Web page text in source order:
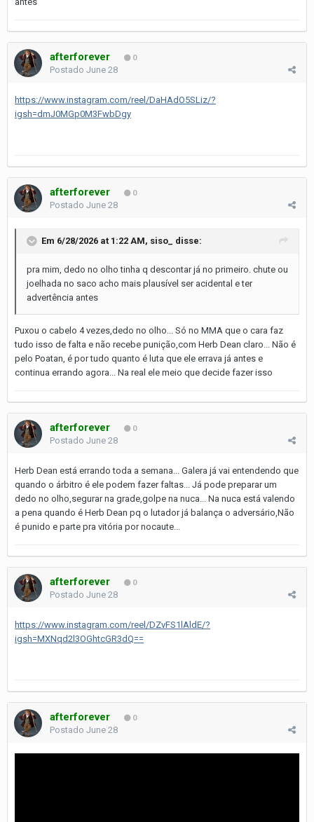
afterforever 0
Postado June 28
https://www.instagram.com/reel/DaHAdO5SLiz/?
igsh=dmJ0MGp0M3FwbDgy
afterforever 0
Postado June 28
Em 6/28/2026 at 1:22 AM, siso_ disse:
pra mim, dedo no olho tinha q descontar já no primeiro. chute ou
joelhada no saco acho mais plausível ser acidental e ter
advertência antes
Puxou o cabelo 4 vezes,dedo no olho... Só no MMA que o cara faz
tudo isso de falta e não recebe punição,com Herb Dean claro... Não é
pelo Poatan, é por tudo quanto é luta que ele errava já antes e
continua errando agora... Na real ele meio que decide fazer isso
afterforever 0
Postado June 28
Herb Dean está errando toda a semana... Galera já vai entendendo que
quando o árbitro é ele podem fazer faltas... Já pode preparar um
dedo no olho,segurar na grade,golpe na nuca... Na nuca está valendo
a pena quando é Herb Dean pq o lutador já balança o adversário,Não
é punido e parte pra vitória por nocaute...
afterforever 0
Postado June 28
https://www.instagram.com/reel/DZvFS1lAldE/?
igsh=MXNqd2l3OGhtcGR3dQ==
afterforever 0
Postado June 28